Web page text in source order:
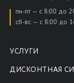
пн-пт — с 8:00 до
сб-вс — с 8:00 до
УСЛУГИ
ДИСКОНТНАЯ